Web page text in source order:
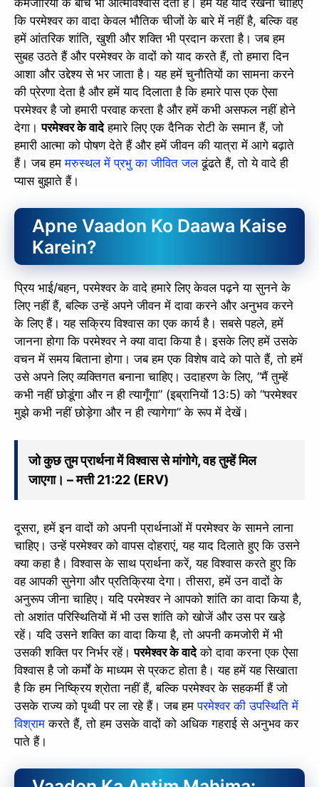
कि परमेश्वर का वादा केवल भौतिक चीजों के बारे में नहीं है, बल्कि वह
हमें आंतरिक शांति, खुशी और शक्ति भी प्रदान करता है। जब हम
सुबह उठते हैं और परमेश्वर के वादों को याद करते हैं, तो हमारा दिन
आशा और उद्देश्य से भर जाता है। यह हमें चुनौतियों का सामना करने
की प्रेरणा देता है और हमें याद दिलाता है कि हमारे पास एक ऐसा
परमेश्वर है जो हमारी परवाह करता है और हमें कभी असफल नहीं होने
देगा।परमेश्वर के वादेहमारे लिए एक दैनिक रोटी के समान हैं, जो
हमारी आत्मा को पोषण देते हैं और हमें जीवन की यात्रा में आगे बढ़ाते
हैं। जब हममरुस्थल में प्रभु का जीवित जलढूंढते हैं, तो ये वादे ही
प्यास बुझाते हैं।
Apne Vaadon Ko Daawa Kaise
Karein?
प्रिय भाई/बहन, परमेश्वर के वादे हमारे लिए केवल पढ़ने या सुनने के
लिए नहीं हैं, बल्कि उन्हें अपने जीवन में दावा करने और अनुभव करने
के लिए हैं। यह सक्रिय विश्वास का एक कार्य है। सबसे पहले, हमें
जानना होगा कि परमेश्वर ने क्या वादा किया है। इसके लिए हमें उसके
वचन में समय बिताना होगा। जब हम एक विशेष वादे को पाते हैं, तो हमें
उसे अपने लिए व्यक्तिगत बनाना चाहिए। उदाहरण के लिए, “मैं तुम्हें
कभी नहीं छोडूंगा और न ही त्यागूँगा” (इब्रानियों 13:5) को “परमेश्वर
मुझे कभी नहीं छोड़ेगा और न ही त्यागेगा” के रूप में देखें।
जो कुछ तुम प्रार्थना में विश्वास से मांगोगे, वह तुम्हें मिल
जाएगा। – मत्ती 21:22 (ERV)
दूसरा, हमें इन वादों को अपनी प्रार्थनाओं में परमेश्वर के सामने लाना
चाहिए। उन्हें परमेश्वर को वापस दोहराएं, यह याद दिलाते हुए कि उसने
क्या कहा है। विश्वास के साथ प्रार्थना करें, यह विश्वास करते हुए कि
वह आपकी सुनेगा और प्रतिक्रिया देगा। तीसरा, हमें उन वादों के
अनुरूप जीना चाहिए। यदि परमेश्वर ने आपको शांति का वादा किया है,
तो अशांत परिस्थितियों में भी उस शांति को खोजें और उस पर खड़े
रहें। यदि उसने शक्ति का वादा किया है, तो अपनी कमजोरी में भी
उसकी शक्ति पर निर्भर रहें।परमेश्वर के वादेको दावा करना एक ऐसा
विश्वास है जो कर्मों के माध्यम से प्रकट होता है। यह हमें यह सिखाता
है कि हम निष्क्रिय श्रोता नहीं हैं, बल्कि परमेश्वर के सहकर्मी हैं जो
उसके राज्य को पृथ्वी पर ला रहे हैं। जब हमपरमेश्वर की उपस्थिति में
विश्राम करते हैं, तो हम उसके वादों को अधिक गहराई से अनुभव कर
पाते हैं।